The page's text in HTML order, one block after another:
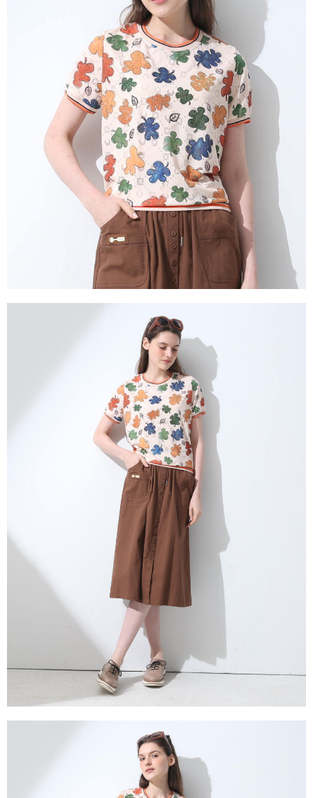
1.本服務係由「台灣大哥大股份有限公司」（以下簡稱本公司）所提供，讓
用戶於交易時，得透過本服務購買商品或服務，並由商店將買賣／分期付款
買賣價金債權讓與本公司後，依約使用本公司帳單繳交帳款。
2.基於同意付款使用「大哥付你分期」之契約關係目的，商店將以您的個人
資料（包含姓名、電話或地址）提供予台灣大哥大進項蒐集、處理及利用，
由本公司與您本人進行分期帳單所需資料之確認、核對及更正。
3.完整用戶服務條款，請詳閱以下連結：https://oppay.tw/userRule
ATM／網路銀行／等多元方式進行付款，方視為交易完成。
※ 請注意：結帳手續完成當下不需立刻繳費，但若您需要取消訂單，請聯絡
購買商品的店家。未經商家同意取消之訂單仍視為有效，需透過AFTEE先享
後付繳納相關費用。
※ 交易是否成功請以「AFTEE先享後付 」之結帳頁面顯示為準，若有關於
是否繳費成功／繳費後需取消欲退款等相關疑問，請聯繫「AFTEE先享後付
客戶支援中心」https://netprotections.freshdesk.com/support/home
【注意事項】
１．透過由恩沛科技股份有限公司提供之「AFTEE先享後付」服務完成之交
易，需依本服務之必要範圍內提供個人資料，並將交易相關給付款項請求債
權轉讓予恩沛科技股份有限公司。
２．關於個人資料處理事宜，請瀏覽以下網址：
https://aftee.tw/terms/#terms3
３．未成年的使用者請事先徵得法定代理人或監護人之同意方可使用
「AFTEE先享後付」，若未經同意申辦者引起之損失，本公司不負相關責
４．使用「AFTEE先享後付」時，將依據個別帳號之用戶狀況，依本公司即
時審查核予不同之上限額度；若仍有額度不足之情形，本公司將視審查結果
請求用戶進行身份認證。
５．嚴禁一人註冊多個帳號或使用他人資訊註冊。若發現惡意使用之情形，
恩沛科技股份有限公司將有權停止該用戶之使用額度並採取法律行動。
每筆NT$120，滿NT$2,000(含以上)免運費